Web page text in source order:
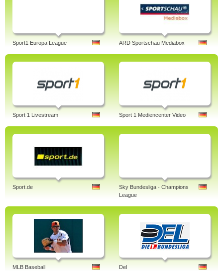
Sport1 Europa League ARD Sportschau Mediabox
Sport 1 Livestream Sport 1 Mediencenter Video
Sport.de
Sky Bundesliga - Champions
League
MLB Baseball Del